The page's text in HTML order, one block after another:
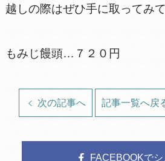
越しの際はぜひ手に取ってみて
もみじ饅頭…７２０円
次の記事へ 記事一覧へ戻
FACEBOOKでシ